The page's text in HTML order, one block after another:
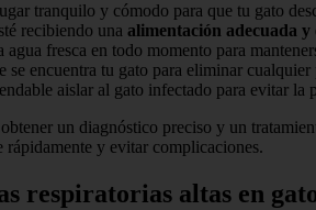
tranquilo y cómodo para que tu gato
recibiendo una alimentación adecuada
agua fresca en todo momento para
se encuentra tu gato para eliminar
aislar al gato infectado para evitar la
un diagnóstico preciso y un
rápidamente y evitar complicaciones.
respiratorias altas en